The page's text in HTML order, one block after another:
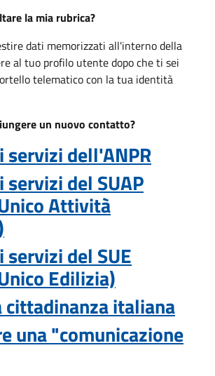
la mia rubrica?
dati memorizzati all'interno della
al tuo profilo utente dopo che ti sei
telematico con la tua identità
un nuovo contatto?
servizi dell'ANPR
servizi del SUAP
Attività
servizi del SUE
Edilizia)
cittadinanza italiana
una "comunicazione